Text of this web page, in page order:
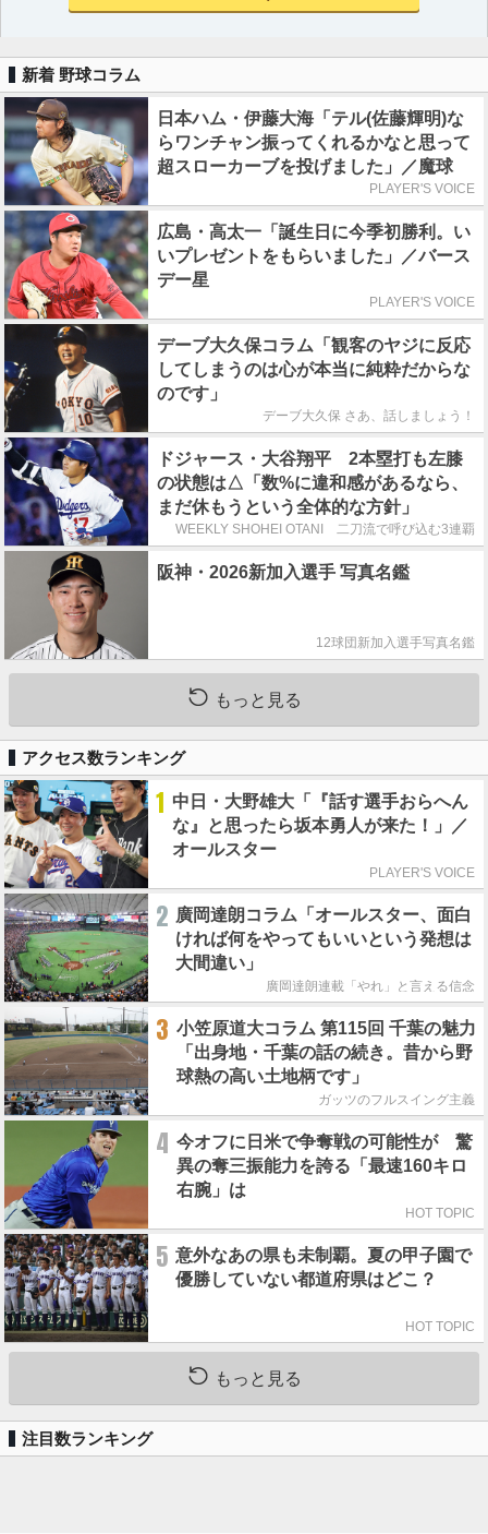
新着 野球コラム
日本ハム・伊藤大海「テル(佐藤輝明)な
らワンチャン振ってくれるかなと思って
超スローカーブを投げました」／魔球
PLAYER'S VOICE
広島・高太一「誕生日に今季初勝利。い
いプレゼントをもらいました」／バース
デー星
PLAYER'S VOICE
デーブ大久保コラム「観客のヤジに反応
してしまうのは心が本当に純粋だからな
のです」
デーブ大久保 さあ、話しましょう！
ドジャース・大谷翔平 2本塁打も左膝
の状態は△「数%に違和感があるなら、
まだ休もうという全体的な方針」
WEEKLY SHOHEI OTANI 二刀流で呼び込む3連覇
阪神・2026新加入選手 写真名鑑
12球団新加入選手写真名鑑
もっと見る
アクセス数ランキング
1 中日・大野雄大「『話す選手おらへん
な』と思ったら坂本勇人が来た！」／
オールスター
PLAYER'S VOICE
2 廣岡達朗コラム「オールスター、面白
ければ何をやってもいいという発想は
大間違い」
廣岡達朗連載「やれ」と言える信念
3 小笠原道大コラム 第115回 千葉の魅力
「出身地・千葉の話の続き。昔から野
球熱の高い土地柄です」
ガッツのフルスイング主義
4 今オフに日米で争奪戦の可能性が 驚
異の奪三振能力を誇る「最速160キロ
右腕」は
HOT TOPIC
5 意外なあの県も未制覇。夏の甲子園で
優勝していない都道府県はどこ？
HOT TOPIC
もっと見る
注目数ランキング